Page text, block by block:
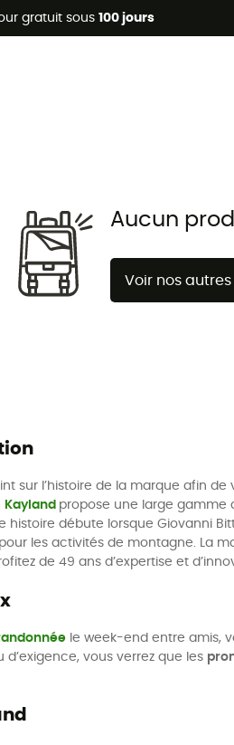
gratuit sous 100 jours
EXTRA dès 2 produits* code
Aucun
Voir nos
sur l’histoire de la marque afin
Kayland propose une large gamme
histoire débute lorsque Giovanni
les activités de montagne. La
de 49 ans d’expertise et
le week-end entre amis,
vous verrez que les